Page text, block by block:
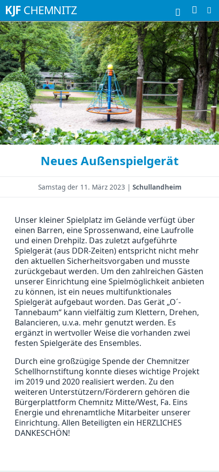
KJF CHEMNITZ Suchbegriffe
Neues Außenspielgerät
Samstag der 11. März 2023 | Schullandheim
Unser kleiner Spielplatz im Gelände verfügt über
einen Barren, eine Sprossenwand, eine Laufrolle
und einen Drehpilz. Das zuletzt aufgeführte
Spielgerät (aus DDR-Zeiten) entspricht nicht mehr
den aktuellen Sicherheitsvorgaben und musste
zurückgebaut werden. Um den zahlreichen Gästen
unserer Einrichtung eine Spielmöglichkeit anbieten
zu können, ist ein neues multifunktionales
Spielgerät aufgebaut worden. Das Gerät „O´-
Tannebaum“ kann vielfältig zum Klettern, Drehen,
Balancieren, u.v.a. mehr genutzt werden. Es
ergänzt in wertvoller Weise die vorhanden zwei
festen Spielgeräte des Ensembles.
Durch eine großzügige Spende der Chemnitzer
Schellhornstiftung konnte dieses wichtige Projekt
im 2019 und 2020 realisiert werden. Zu den
weiteren Unterstützern/Förderern gehören die
Bürgerplattform Chemnitz Mitte/West, Fa. Eins
Energie und ehrenamtliche Mitarbeiter unserer
Einrichtung. Allen Beteiligten ein HERZLICHES
DANKESCHÖN!